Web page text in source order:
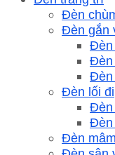
Đèn
Đèn gắn
Đèn
Đèn
Đèn
Đèn lối đi
Đèn
Đèn
Đèn